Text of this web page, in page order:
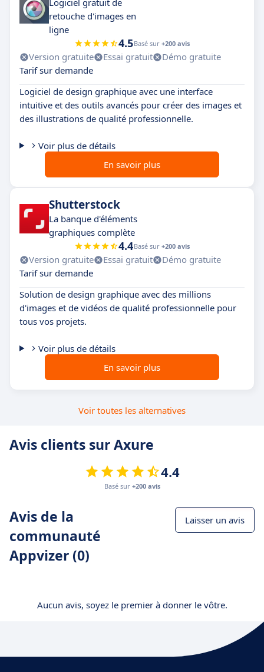
Logiciel gratuit de
retouche d'images en
ligne
4.5Basé sur +200 avis
Version gratuite Essai gratuit
Démo gratuite
Tarif sur demande
Logiciel de design graphique avec une interface
intuitive et des outils avancés pour créer des images et
des illustrations de qualité professionnelle.
Voir plus de détails
En savoir plus
Shutterstock
La banque d'éléments
graphiques complète
4.4Basé sur +200 avis
Version gratuite Essai gratuit
Démo gratuite
Tarif sur demande
Solution de design graphique avec des millions
d'images et de vidéos de qualité professionnelle pour
tous vos projets.
Voir plus de détails
En savoir plus
Voir toutes les alternatives
Avis clients sur Axure
4.4
Basé sur +200 avis
Avis de la
communauté
Appvizer (0)
Laisser un avis
Aucun avis, soyez le premier à donner le vôtre.